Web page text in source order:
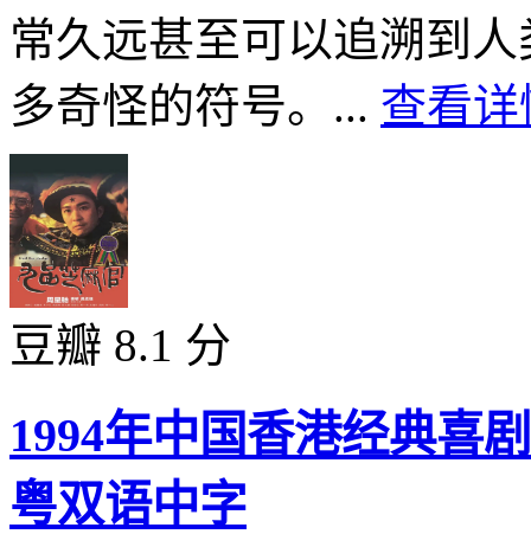
常久远甚至可以追溯到
多奇怪的符号。... 查看详
豆瓣 8.1 分
1994年中国香港经典喜
粤双语中字